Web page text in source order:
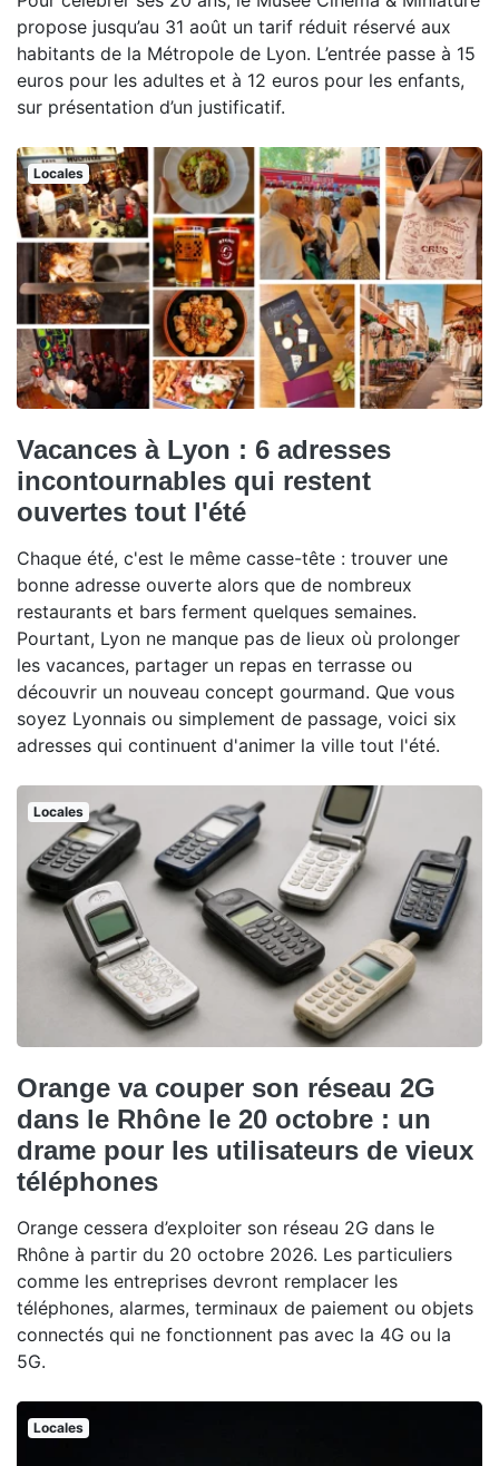
propose jusqu’au 31 août un tarif réduit réservé aux
habitants de la Métropole de Lyon. L’entrée passe à 15
euros pour les adultes et à 12 euros pour les enfants,
sur présentation d’un justificatif.
Locales
Vacances à Lyon : 6 adresses
incontournables qui restent
ouvertes tout l'été
Chaque été, c'est le même casse-tête : trouver une
bonne adresse ouverte alors que de nombreux
restaurants et bars ferment quelques semaines.
Pourtant, Lyon ne manque pas de lieux où prolonger
les vacances, partager un repas en terrasse ou
découvrir un nouveau concept gourmand. Que vous
soyez Lyonnais ou simplement de passage, voici six
adresses qui continuent d'animer la ville tout l'été.
Locales
Orange va couper son réseau 2G
dans le Rhône le 20 octobre : un
drame pour les utilisateurs de vieux
téléphones
Orange cessera d’exploiter son réseau 2G dans le
Rhône à partir du 20 octobre 2026. Les particuliers
comme les entreprises devront remplacer les
téléphones, alarmes, terminaux de paiement ou objets
connectés qui ne fonctionnent pas avec la 4G ou la
5G.
Locales